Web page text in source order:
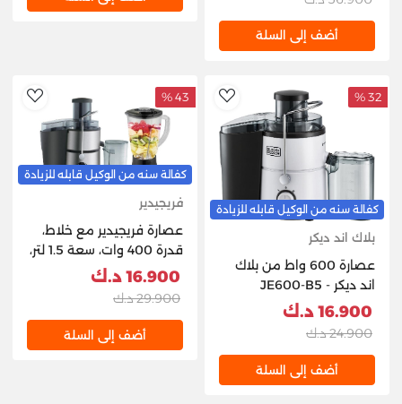
أضف إلى السلة
AddToWishlist
32 %
كفالة سنه من الوكيل قابله للزيادة
بلاك اند ديكر
عصارة 600 واط من بلاك
اند ديكر - JE600-B5
16.900 د.ك
24.900 د.ك
أضف إلى السلة
43 %
كفالة سنه من الوكيل قابله للزيادة
فريجيدير
عصارة فريجيدير مع خلاط،
قدرة 400 وات، سعة 1.5 لتر،
موديل FD5181 – ستانلس
16.900 د.ك
29.900 د.ك
أضف إلى السلة